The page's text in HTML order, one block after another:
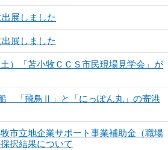
展しました
展しました
）「苫小牧ＣＣＳ市民現場見学会」が
「飛鳥Ⅱ」と「にっぽん丸」の寄港
市立地企業サポート事業補助金（職場
択結果について